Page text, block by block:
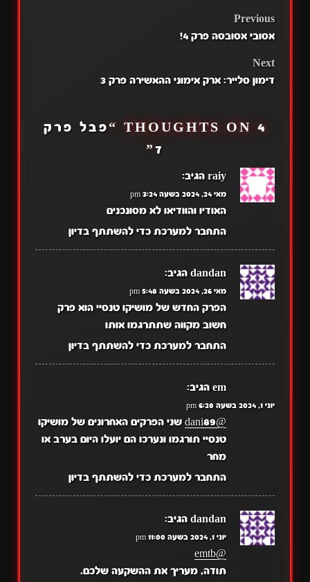
POST
Previous
אסובי אסובסה פרק 4!
Next
דימון סלייר: ארק אימוני ההאשירה פרק 3
4 THOUGHTS ON “
פבל פרק
7
”
raiy הגיב:
מאי 24, 2024 בשעה 3:24 pm
האודיו והוודיאו לא מסונכנים
התחבר למערכת כדי להשתתף בדיון
dandan הגיב:
מאי 26, 2024 בשעה 5:48 pm
הפרק החדש של מושיקו טנסיי הוא פרק
חשוב מקווה שתתרגמו אותו
התחבר למערכת כדי להשתתף בדיון
em הגיב:
יוני 1, 2024 בשעה 6:28 pm
@dani89
שני הפרקים האחרונים של מושיקו
טנסיי תורגמו ונערכו הם יועלו היום בערב או
מחר
התחבר למערכת כדי להשתתף בדיון
dandan הגיב:
יוני 1, 2024 בשעה 11:00 pm
@emtb
תודה, מעריך את ההשקעה שלכם.